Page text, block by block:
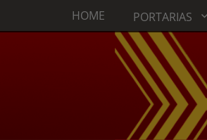
Menu principal
para
HOME PORTARIAS